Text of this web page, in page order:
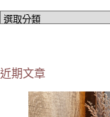
分
近期文章